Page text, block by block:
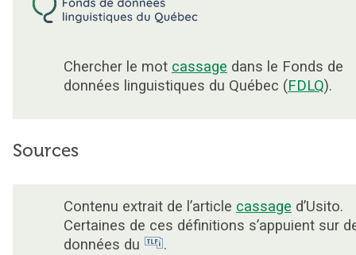
Chercher le mot cassage dans le Fonds de
données linguistiques du Québec (FDLQ).
Sources
Contenu extrait de l’article cassage d’Usito.
Certaines de ces définitions s’appuient sur
données du
.